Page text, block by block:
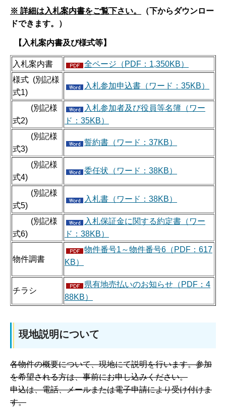
※ 詳細は入札案内書をご覧下さい。
（下からダウンロー
ドできます。）
【入札案内書及び様式等】
入札案内書
全ページ（PDF：1,350KB）
様式 (別記様
式1)
入札参加申込書（ワード：35KB）
(別記様
式2)
入札参加者及び役員等名簿（ワー
ド：35KB）
(別記様
式3)
誓約書（ワード：37KB）
(別記様
式4)
委任状（ワード：38KB）
(別記様
式5)
入札書（ワード：38KB）
(別記様
式6)
入札保証金に関する約定書（ワー
ド：38KB）
物件調書
物件番号1～物件番号6（PDF：617
KB）
チラシ
県有地売払いのお知らせ（PDF：4
88KB）
現地説明について
各物件の概要について、現地にて説明を行います。参加
を希望される方は、事前にお申し込みください。
申込は、電話、メールまたは電子申請により受け付けま
す。